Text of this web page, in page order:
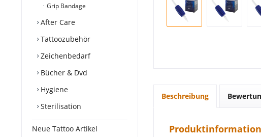
Grip Bandage
After Care
Tattoozubehör
Zeichenbedarf
Bücher & Dvd
Hygiene
Sterilisation
Neue Tattoo Artikel
Beschreibung